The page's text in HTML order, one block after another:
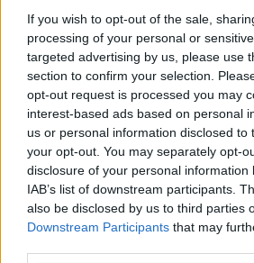
If you wish to opt-out of the sale,
processing of your personal or
targeted advertising by us, please use
section to confirm your selection.
opt-out request is processed you may
interest-based ads based on personal
us or personal information disclosed to
your opt-out. You may separately opt-
disclosure of your personal information
IAB’s list of downstream participants.
also be disclosed by us to third parties
Downstream Participants that may
Vor- und Nachname
E-Mail
AD